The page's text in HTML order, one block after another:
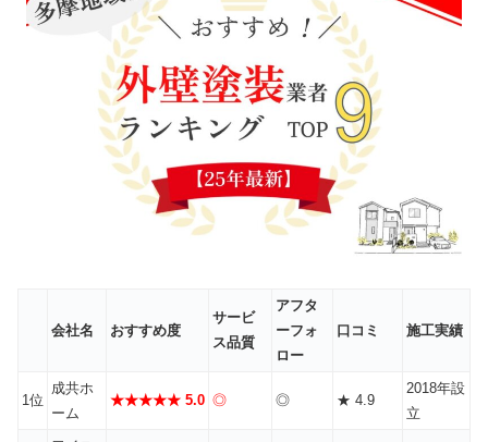
会社名 おすすめ度
サービ
ス品質
アフタ
ーフォ
ロー
口コミ 施工実績
1位
成共ホ
ーム
★★★★★ 5.0 ◎ ◎ ★ 4.9
2018年設
立